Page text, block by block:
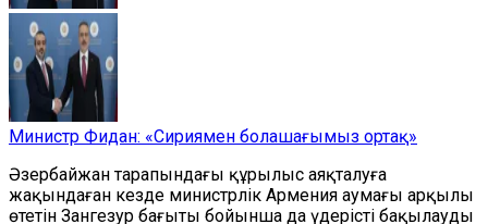
Министр Фидан: «Сириямен болашағымыз ортақ»
Әзербайжан тарапындағы құрылыс аяқталуға
жақындаған кезде министрлік Армения аумағы арқылы
өтетін Зангезур бағыты бойынша да үдерісті бақылауды